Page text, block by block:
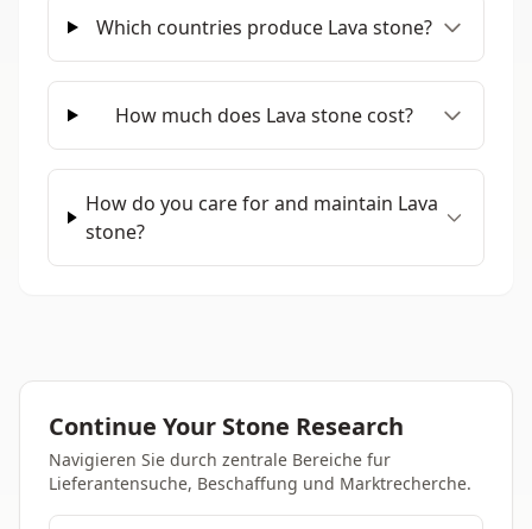
Which countries produce Lava stone?
How much does Lava stone cost?
How do you care for and maintain Lava
stone?
Continue Your Stone Research
Navigieren Sie durch zentrale Bereiche fur
Lieferantensuche, Beschaffung und Marktrecherche.